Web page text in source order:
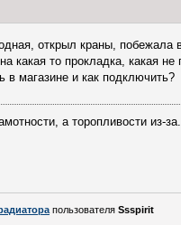
открыл краны, побежала
какая то прокладка, какая не
в магазине и как подключить?
а торопливости из-
пользователя Ssspirit